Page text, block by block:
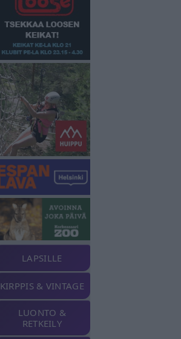
LAPSILLE
KIRPPIS & VINTAGE
LUONTO &
RETKEILY